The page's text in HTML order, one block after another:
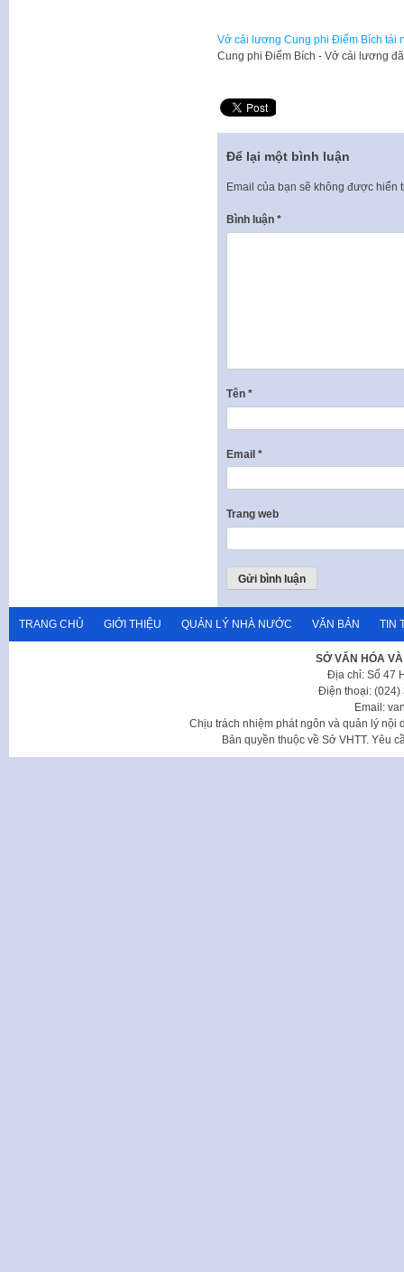
Vở cải lương Cung phi Điểm Bích tái
Cung phi Điểm Bích - Vở cải lương
Để lại một bình luận
Email của bạn sẽ không được hiển
Bình luận *
Tên *
Email *
Trang web
TRANG CHỦ GIỚI THIỆU QUẢN LÝ NHÀ NƯỚC VĂN BẢN TIN
SỞ VĂN HÓA
Địa chỉ: Số 47
Điện thoại: (024)
Email:
Chịu trách nhiệm phát ngôn và quản lý nội
Bản quyền thuộc về Sở VHTT. Yêu